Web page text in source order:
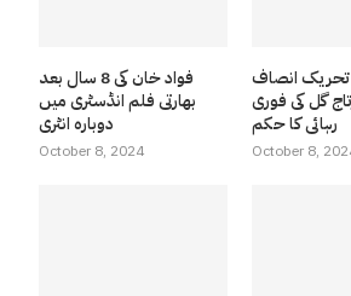
فواد خان کی 8 سال بعد
بھارتی فلم انڈسٹری میں
دوبارہ انٹری
October 8, 2024
تحریک انصاف
گل کی فوری
رہائی کا حکم
October 8,